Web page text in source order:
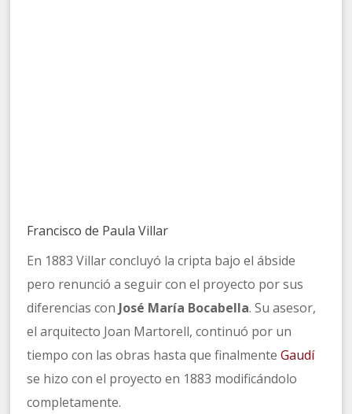
Francisco de Paula Villar
En 1883 Villar concluyó la cripta bajo el ábside
pero renunció a seguir con el proyecto por sus
diferencias con José María Bocabella. Su asesor,
el arquitecto Joan Martorell, continuó por un
tiempo con las obras hasta que finalmenteGaudí
se hizo con el proyecto en 1883 modificándolo
completamente.